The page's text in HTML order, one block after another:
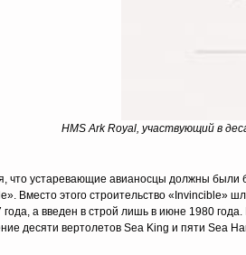
HMS Ark Royal, участвующий в
что устаревающие авианосцы должны были
Вместо этого строительство «Invincible»
а введен в строй лишь в июне 1980
десяти вертолетов Sea King и пяти Sea